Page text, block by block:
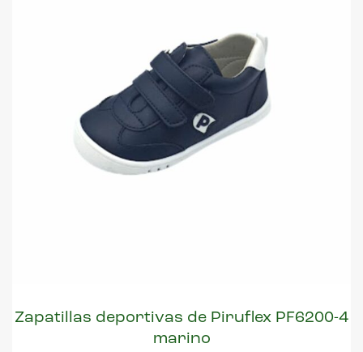
Zapatillas deportivas de Piruflex PF6200-4
marino